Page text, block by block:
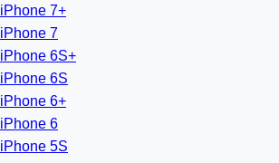
iPhone 7+
iPhone 7
iPhone 6S+
iPhone 6S
iPhone 6+
iPhone 6
iPhone 5S